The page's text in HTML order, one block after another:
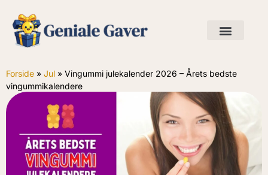
Forside » Jul » Vingummi julekalender 2026 – Årets bedste
vingummikalendere